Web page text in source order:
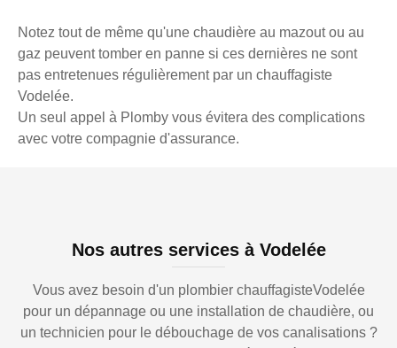
Notez tout de même qu'une chaudière au mazout ou au
gaz peuvent tomber en panne si ces dernières ne sont
pas entretenues régulièrement par un chauffagiste
Vodelée.
Un seul appel à Plomby vous évitera des complications
avec votre compagnie d'assurance.
Nos autres services à Vodelée
Vous avez besoin d'un plombier chauffagisteVodelée
pour un dépannage ou une installation de chaudière, ou
un technicien pour le débouchage de vos canalisations ?